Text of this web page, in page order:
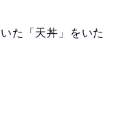
た「天丼」をいた